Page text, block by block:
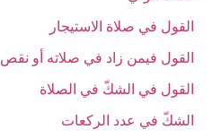
القول في صلاة الاستيجار
القول فيمن زاد في صلاته أو نقص‏
القول في الشكّ في الصلاة
الشكّ في عدد الركعات‏